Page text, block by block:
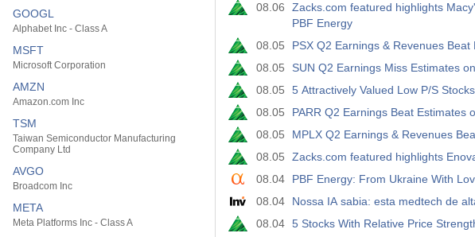
GOOGL
Alphabet Inc - Class A
MSFT
Microsoft Corporation
AMZN
Amazon.com Inc
TSM
Taiwan Semiconductor Manufacturing
Company Ltd
AVGO
Broadcom Inc
META
Meta Platforms Inc - Class A
08.06
Zacks.com featured highlights
PBF Energy
08.05
PSX Q2 Earnings & Revenues
08.05
SUN Q2 Earnings Miss Estimates
08.05
5 Attractively Valued Low P/S
08.05
PARR Q2 Earnings Beat Estimates
08.05
MPLX Q2 Earnings & Revenues
08.05
Zacks.com featured highlights
08.04
PBF Energy: From Ukraine With
08.04
Nossa IA sabia: esta medtech de
08.04 5 Stocks With Relative Price